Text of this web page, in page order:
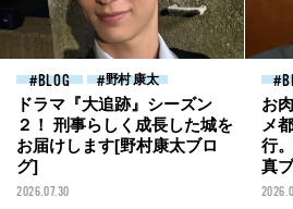
BLOG 野村 康太
ドラマ『大追跡』シーズン
２！ 刑事らしく成長した城を
お届けします[野村康太ブロ
グ]
2026.07.30
お
メ
行
真